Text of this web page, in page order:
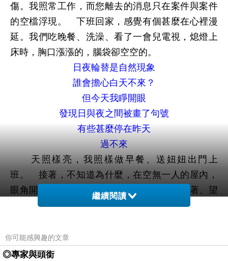
傷。我照常工作，而您離去的消息只在案件與案件
的空檔浮現。 下班回家，感覺有個甚麼在心裡漫
延。我們吃晚餐、洗澡、看了一會兒電視，熄燈上
床時，胸口漲漲的，腦袋卻空空的。
日夜輪替是自然現象
誰會擔心白天不來？
但今天我睜開眼
發現日與夜之間被畫了句號
有些甚麼停在昨天
過不來
天照樣亮，我照樣做早餐、送妞妞出門上
班。 接著，不知道為什麼，在空無一人的屋內，
眼角開始滲淚。 您含蓄而慈祥的笑一直跟著、望
著我，讓我突然醒悟到龐大的失去；醒悟到，這樣
爭執。您的離去至此方被我的心承認。腳踩不到
地，背後空空涼涼。
繼續閱讀
你可能感興趣的文章
◎專家與頭銜